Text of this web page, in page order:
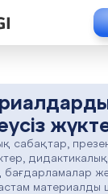
сабақтар,
бағдарламалар
материалды